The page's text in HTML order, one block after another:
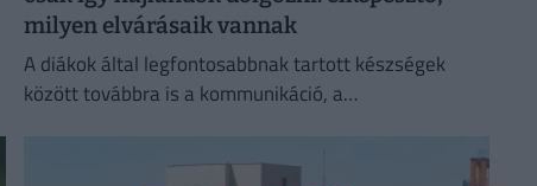
milyen elvárásaik vannak
A diákok által legfontosabbnak tartott készségek
között továbbra is a kommunikáció, a